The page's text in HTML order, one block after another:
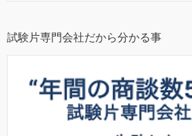
試験片専門会社だから分かる事